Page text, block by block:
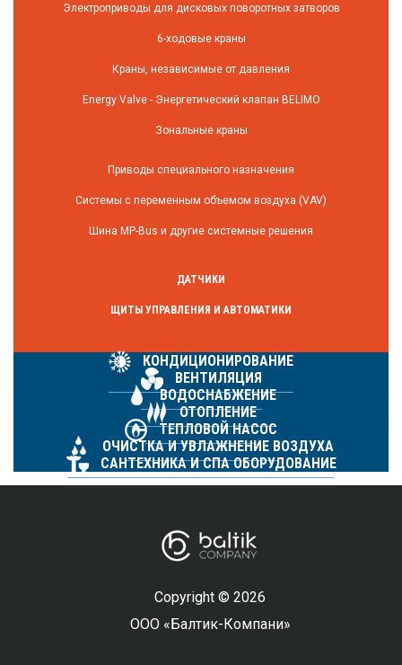
Электроприводы для дисковых поворотных затворов
6-ходовые краны
Краны, независимые от давления
Energy Valve - Энергетический клапан BELIMO
Зональные краны
Приводы специального назначения
Системы с переменным объемом воздуха (VAV)
Шина MP-Bus и другие системные решения
ДАТЧИКИ
ЩИТЫ УПРАВЛЕНИЯ И АВТОМАТИКИ
КОНДИЦИОНИРОВАНИЕ
ВЕНТИЛЯЦИЯ
ВОДОСНАБЖЕНИЕ
ОТОПЛЕНИЕ
ТЕПЛОВОЙ НАСОС
ОЧИСТКА И УВЛАЖНЕНИЕ ВОЗДУХА
САНТЕХНИКА И СПА ОБОРУДОВАНИЕ
Copyright © 2026
ООО «Балтик-Компани»